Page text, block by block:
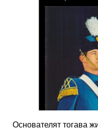
Основателят тогава